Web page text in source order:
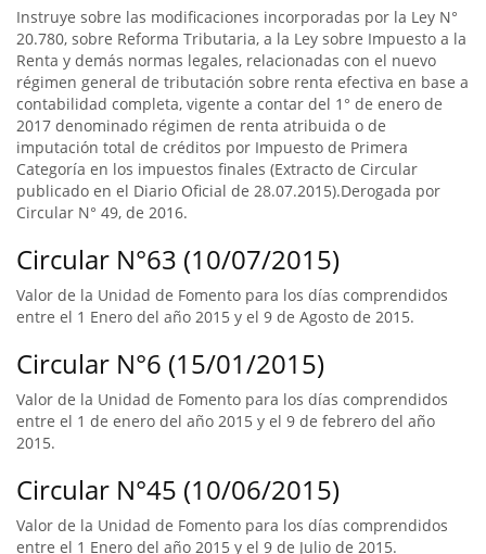
Instruye sobre las modificaciones incorporadas por la Ley N°
20.780, sobre Reforma Tributaria, a la Ley sobre Impuesto a la
Renta y demás normas legales, relacionadas con el nuevo
régimen general de tributación sobre renta efectiva en base a
contabilidad completa, vigente a contar del 1° de enero de
2017 denominado régimen de renta atribuida o de
imputación total de créditos por Impuesto de Primera
Categoría en los impuestos finales (Extracto de Circular
publicado en el Diario Oficial de 28.07.2015).Derogada por
Circular N° 49, de 2016.
Circular N°63 (10/07/2015)
Valor de la Unidad de Fomento para los días comprendidos
entre el 1 Enero del año 2015 y el 9 de Agosto de 2015.
Circular N°6 (15/01/2015)
Valor de la Unidad de Fomento para los días comprendidos
entre el 1 de enero del año 2015 y el 9 de febrero del año
2015.
Circular N°45 (10/06/2015)
Valor de la Unidad de Fomento para los días comprendidos
entre el 1 Enero del año 2015 y el 9 de Julio de 2015.